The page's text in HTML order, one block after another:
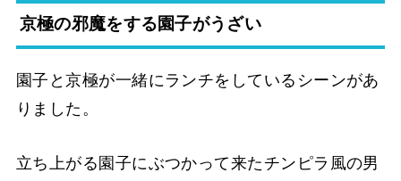
京極の邪魔をする園子がうざい
園子と京極が一緒にランチをしているシーンがあ
りました。
立ち上がる園子にぶつかって来たチンピラ風の男